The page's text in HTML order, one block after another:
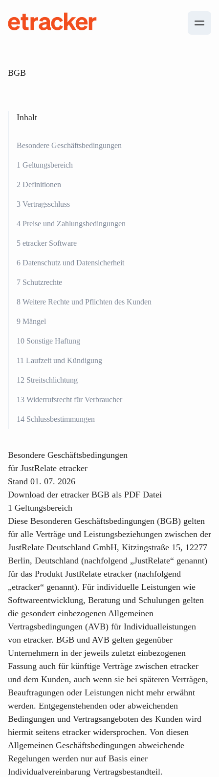
BGB
Inhalt
Besondere Geschäftsbedingungen
1 Geltungsbereich
2 Definitionen
3 Vertragsschluss
4 Preise und Zahlungsbedingungen
5 etracker Software
6 Datenschutz und Datensicherheit
7 Schutzrechte
8 Weitere Rechte und Pflichten des Kunden
9 Mängel
10 Sonstige Haftung
11 Laufzeit und Kündigung
12 Streitschlichtung
13 Widerrufsrecht für Verbraucher
14 Schlussbestimmungen
Besondere Geschäftsbedingungen
für JustRelate etracker
Stand 01. 07. 2026
Download der etracker BGB als PDF Datei
1 Geltungsbereich
Diese Besonderen Geschäftsbedingungen (BGB) gelten
für alle Verträge und Leistungsbeziehungen zwischen der
JustRelate Deutschland GmbH, Kitzingstraße 15, 12277
Berlin, Deutschland (nachfolgend „JustRelate“ genannt)
für das Produkt JustRelate etracker (nachfolgend
„etracker“ genannt). Für individuelle Leistungen wie
Softwareentwicklung, Beratung und Schulungen gelten
die gesondert einbezogenen Allgemeinen
Vertragsbedingungen (AVB) für Individualleistungen
von etracker. BGB und AVB gelten gegenüber
Unternehmern in der jeweils zuletzt einbezogenen
Fassung auch für künftige Verträge zwischen etracker
und dem Kunden, auch wenn sie bei späteren Verträgen,
Beauftragungen oder Leistungen nicht mehr erwähnt
werden. Entgegenstehenden oder abweichenden
Bedingungen und Vertragsangeboten des Kunden wird
hiermit seitens etracker widersprochen. Von diesen
Allgemeinen Geschäftsbedingungen abweichende
Regelungen werden nur auf Basis einer
Individualvereinbarung Vertragsbestandteil.